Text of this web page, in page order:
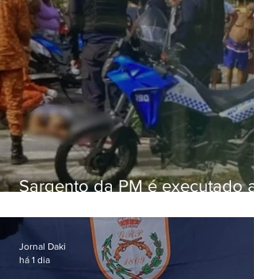
Sargento da PM é executado a
em Vaz Lobo
Jornal Daki
há 1 dia